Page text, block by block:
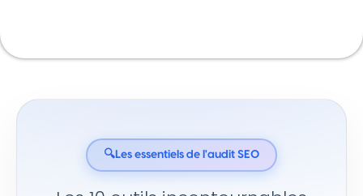
🔍Les essentiels de l'audit SEO